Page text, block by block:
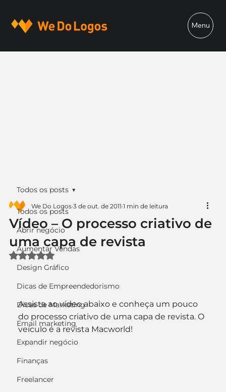
Menu
Todos os posts
Abrir negócio
Aumentar Vendas
Design Gráfico
Dicas de Empreendedorismo
Dicas de Marketing
Email marketing
Expandir negócio
Finanças
Freelancer
Todos os posts
Vídeo – O processo criativo de
uma capa de revista
We Do Logos 3 de out. de 2011 1 min de leitura
Avaliado com NaN de 5 estrelas.
Assista ao vídeo abaixo e conheça um pouco
do processo criativo de uma capa de revista. O
veículo é a revista Macworld!